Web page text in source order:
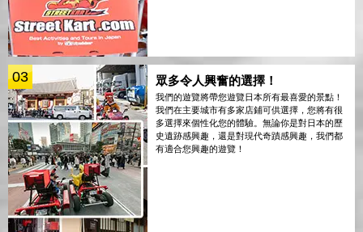
03 眾多令人興奮的選擇！
我們的遊覽將帶您遊覽日本所有最喜愛的景點！
我們在主要城市有多家店鋪可供選擇，您將有很
多選擇來個性化您的體驗。無論你是對日本的歷
史遺跡感興趣，還是對現代奇蹟感興趣，我們都
有適合您興趣的遊覽！